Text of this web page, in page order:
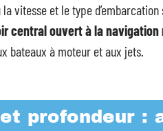
vitesse et le type
central ouvert à la
bateaux à moteur et aux jets.
profondeur :